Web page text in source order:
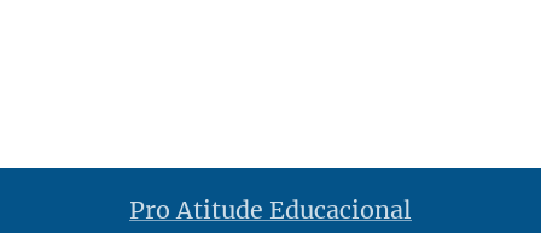
Pro Atitude Educacional